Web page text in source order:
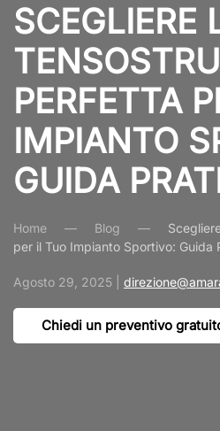
SCEGLIERE
PERFETTA
IMPIANTO
GUIDA
Home Blog
per il Tuo Impianto Sportivo: Guida
Agosto 29, 2025
Chiedi un preventivo